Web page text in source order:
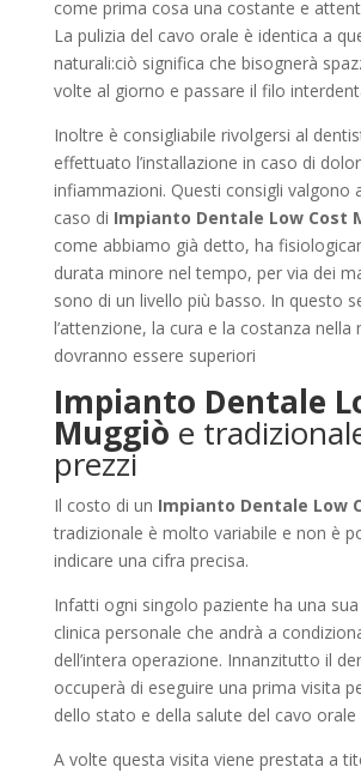
come prima cosa una costante e
La pulizia del cavo orale è identica a
naturali:ciò significa che bisognerà
volte al giorno e passare il filo
Inoltre è consigliabile rivolgersi al
effettuato l’installazione in caso di
infiammazioni. Questi consigli valgono
caso di Impianto Dentale Low Cost
come abbiamo già detto, ha
durata minore nel tempo, per via dei
sono di un livello più basso. In questo
l’attenzione, la cura e la costanza nella
dovranno essere superiori
Impianto Dentale
Muggiò e
prezzi
Il costo di un Impianto Dentale Low
tradizionale è molto variabile e non è
indicare una cifra precisa.
Infatti ogni singolo paziente ha una
clinica personale che andrà a
dell’intera operazione. Innanzitutto il
occuperà di eseguire una prima visita
dello stato e della salute del cavo orale
A volte questa visita viene prestata a